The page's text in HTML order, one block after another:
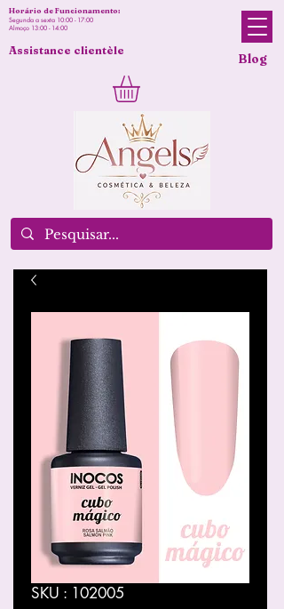
Blog
Horário de Funcionamento:
Segunda a sexta 10:00 - 17:00
Almoço 13:00 - 14:00
Assistance clientèle
SKU : 102005